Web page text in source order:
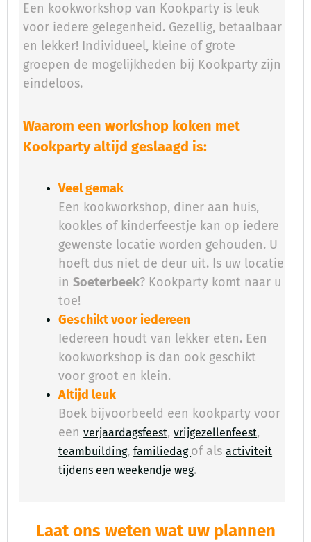
Een kookworkshop van Kookparty is leuk
voor iedere gelegenheid. Gezellig, betaalbaar
en lekker! Individueel, kleine of grote
groepen de mogelijkheden bij Kookparty zijn
eindeloos.
Waarom een workshop koken met
Kookparty altijd geslaagd is:
Veel gemak
Een kookworkshop, diner aan huis,
kookles of kinderfeestje kan op iedere
gewenste locatie worden gehouden. U
hoeft dus niet de deur uit. Is uw locatie
inSoeterbeek? Kookparty komt naar u
toe!
Geschikt voor iedereen
Iedereen houdt van lekker eten. Een
kookworkshop is dan ook geschikt
voor groot en klein.
Altijd leuk
Boek bijvoorbeeld een kookparty voor
eenverjaardagsfeest,vrijgezellenfeest,
teambuilding,familiedag of alsactiviteit
tijdens een weekendje weg.
Laat ons weten wat uw plannen